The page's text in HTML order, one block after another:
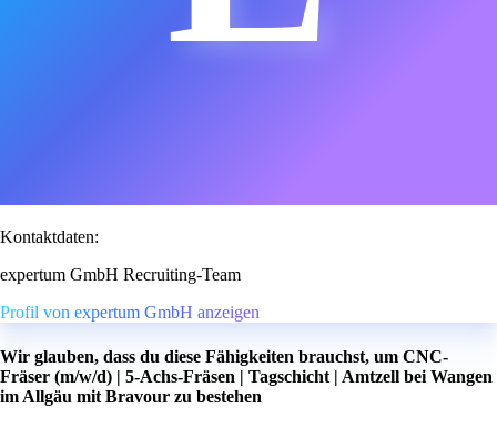
Kontaktdaten:
expertum GmbH Recruiting-Team
Profil von expertum GmbH anzeigen
Wir glauben, dass du diese Fähigkeiten brauchst, um CNC-
Fräser (m/w/d) | 5-Achs-Fräsen | Tagschicht | Amtzell bei Wangen
im Allgäu mit Bravour zu bestehen